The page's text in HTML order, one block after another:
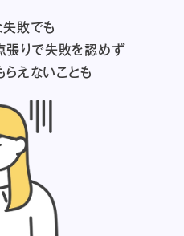
失敗でも
張りで失敗を認めず
えないことも